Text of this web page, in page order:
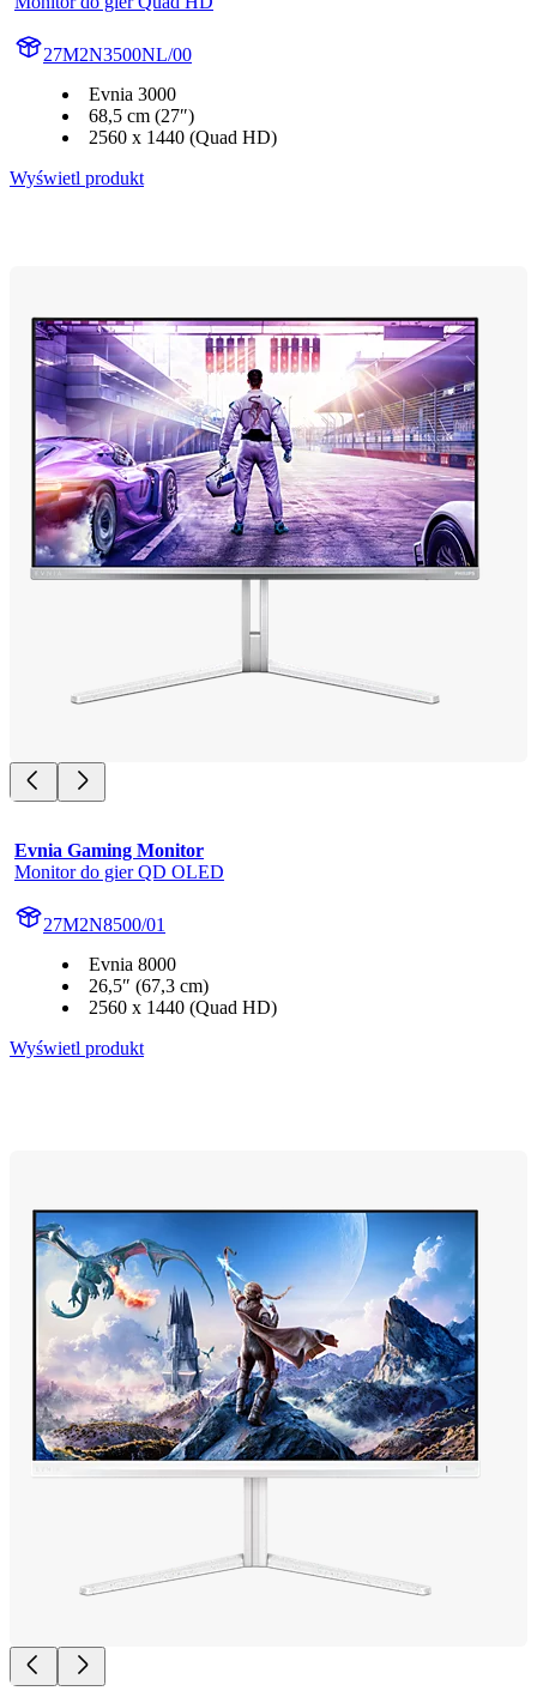
27M2N3500NL/00
Evnia 3000
68,5 cm (27″)
2560 x 1440 (Quad HD)
Wyświetl produkt
Evnia Gaming Monitor
Monitor do gier QD OLED
27M2N8500/01
Evnia 8000
26,5″ (67,3 cm)
2560 x 1440 (Quad HD)
Wyświetl produkt